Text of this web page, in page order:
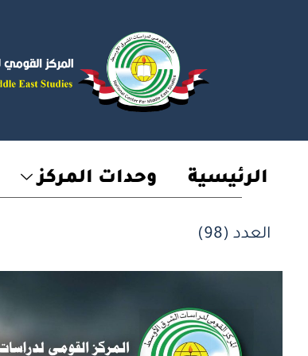
الرئيسية وحدات المركز
العدد (98)